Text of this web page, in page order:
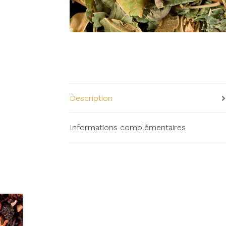
Description
Informations complémentaires